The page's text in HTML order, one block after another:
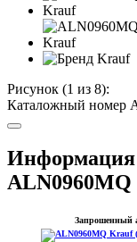
Рисунок (1 из 8):
Каталожный номер
Информация
ALN0960MQ
Запрошенный